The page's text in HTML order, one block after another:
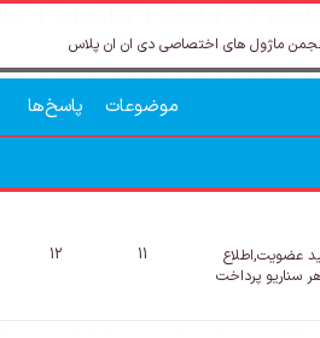
ماژول های اختصاصی دی ان ان پلاس
موضوعات پاسخ‌ها
عضویت,اطلاع
سناریو پرداخت
11
12